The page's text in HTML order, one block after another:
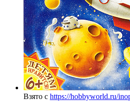
Взято с https://hobbyworld.ru/